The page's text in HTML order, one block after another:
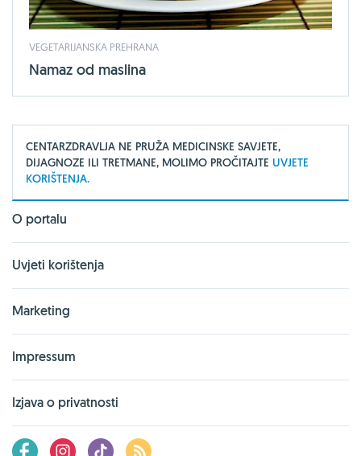
VEGETARIJANSKA PREHRANA
Namaz od maslina
CENTARZDRAVLJA NE PRUŽA MEDICINSKE SAVJETE,
DIJAGNOZE ILI TRETMANE, MOLIMO PROČITAJTE UVJETE
KORIŠTENJA.
O portalu
Uvjeti korištenja
Marketing
Impressum
Izjava o privatnosti